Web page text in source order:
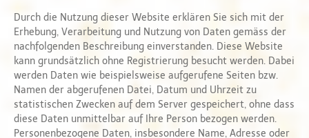
Durch die Nutzung dieser Website erklären Sie sich mit der
Erhebung, Verarbeitung und Nutzung von Daten gemäss der
nachfolgenden Beschreibung einverstanden. Diese Website
kann grundsätzlich ohne Registrierung besucht werden. Dabei
werden Daten wie beispielsweise aufgerufene Seiten bzw.
Namen der abgerufenen Datei, Datum und Uhrzeit zu
statistischen Zwecken auf dem Server gespeichert, ohne dass
diese Daten unmittelbar auf Ihre Person bezogen werden.
Personenbezogene Daten, insbesondere Name, Adresse oder